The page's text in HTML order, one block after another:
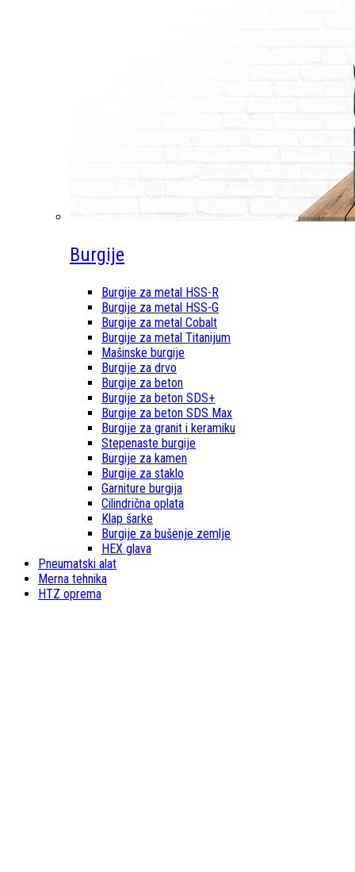
Burgije
Burgije za metal HSS-R
Burgije za metal HSS-G
Burgije za metal Cobalt
Burgije za metal Titanijum
Mašinske burgije
Burgije za drvo
Burgije za beton
Burgije za beton SDS+
Burgije za beton SDS Max
Burgije za granit i keramiku
Stepenaste burgije
Burgije za kamen
Burgije za staklo
Garniture burgija
Cilindrična oplata
Klap šarke
Burgije za bušenje zemlje
HEX glava
Pneumatski alat
Merna tehnika
HTZ oprema